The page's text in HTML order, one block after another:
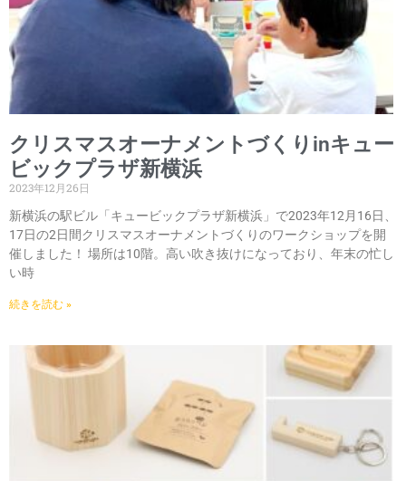
クリスマスオーナメントづくりinキュー
ビックプラザ新横浜
2023年12月26日
新横浜の駅ビル「キュービックプラザ新横浜」で2023年12月16日、
17日の2日間クリスマスオーナメントづくりのワークショップを開
催しました！ 場所は10階。高い吹き抜けになっており、年末の忙し
い時
続きを読む »